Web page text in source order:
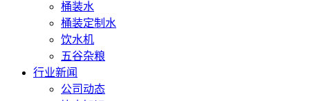
桶装水
桶装定制水
饮水机
五谷杂粮
行业新闻
公司动态